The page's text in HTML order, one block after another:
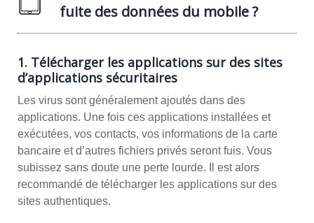
fuite des données du mobile ?
1. Télécharger les applications sur des sites
d’applications sécuritaires
Les virus sont généralement ajoutés dans des
applications. Une fois ces applications installées et
exécutées, vos contacts, vos informations de la carte
bancaire et d’autres fichiers privés seront fuis. Vous
subissez sans doute une perte lourde. Il est alors
recommandé de télécharger les applications sur des
sites authentiques.